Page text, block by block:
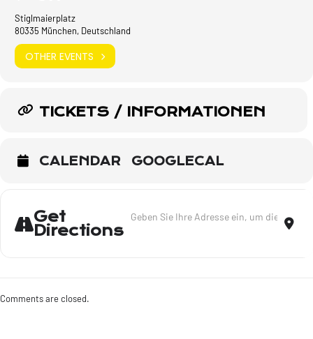
Stiglmaierplatz
80335 München, Deutschland
OTHER EVENTS
TICKETS / INFORMATIONEN
CALENDAR GOOGLECAL
Get
Directions
Comments are closed.